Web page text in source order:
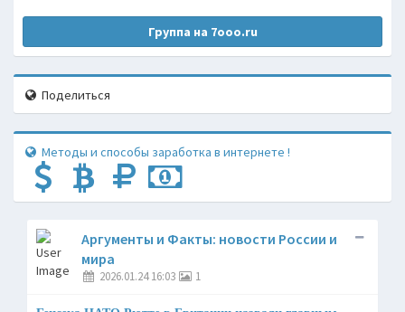
Группа на 7ooo.ru
Поделиться
Методы и способы заработка в интернете !
Аргументы и Факты: новости России и
мира
2026.01.24 16:03 1